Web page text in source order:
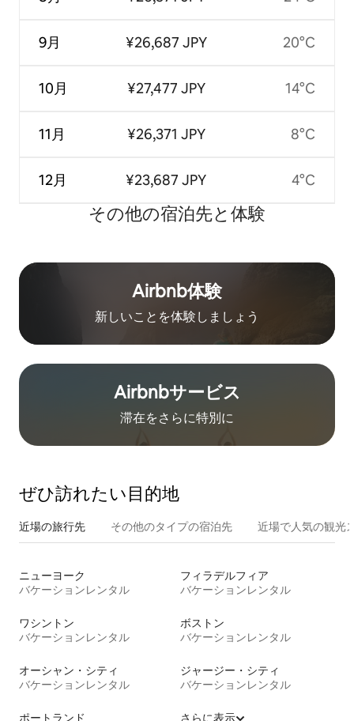
9月
10月
11月
12月
¥26,687 JPY
¥27,477 JPY
¥26,371 JPY
¥23,687 JPY
20°C
14°C
8°C
4°C
その他の宿⁠泊⁠先と体⁠験
Airbnb体験
新しいことを体験しましょう
Airbnb⁠サ⁠ー⁠ビ⁠ス
滞在をさ⁠ら⁠に特⁠別⁠に
ぜひ訪⁠れ⁠た⁠い目⁠的⁠地
近場の旅行先 その他のタ⁠イ⁠プ⁠の宿⁠泊⁠先 近場で人気の観光
ニューヨーク
バケーションレンタル
フィラデルフィア
バケーションレンタル
ワシントン
バケーションレンタル
ボストン
バケーションレンタル
オーシャン・シティ
バケーションレンタル
ジャージー・シティ
バケーションレンタル
ポートランド さらに表示